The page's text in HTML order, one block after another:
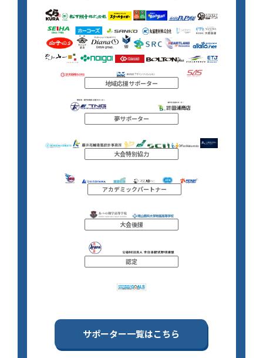
地域応援サポーター
夢サポーター
大会特別協力
アカデミックパートナー
大会後援
認定
サポーター一覧はこちら